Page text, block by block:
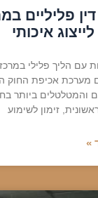
דין פליליים
איכותי
עם הליך פלילי
מערכת אכיפת החוק
והמטלטלים ביותר
זימון לשימוע
»